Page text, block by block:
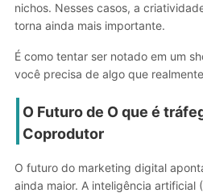
nichos. Nesses casos, a
torna ainda mais importante.
É como tentar ser notado em um
você precisa de algo que
O Futuro de O que é
Coprodutor
O futuro do marketing digital
ainda maior. A inteligência artificial